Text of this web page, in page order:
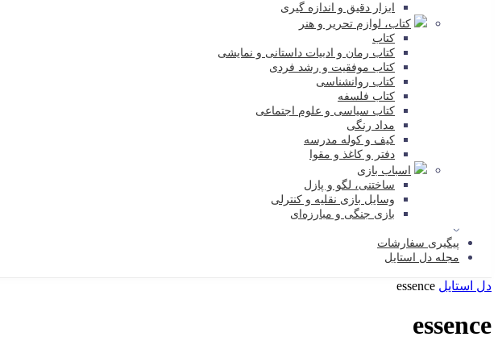
ابزار دقیق و اندازه گیری
کتاب، لوازم تحریر و هنر
کتاب
کتاب رمان و ادبیات داستانی و نمایشی
کتاب موفقیت و رشد فردی
کتاب روانشناسی
کتاب فلسفه
کتاب سیاسی و علوم اجتماعی
مداد رنگی
کیف و کوله مدرسه
دفتر و کاغذ و مقوا
اسباب بازی
ساختنی، لگو و پازل
وسایل بازی نقلیه و کنترلی
بازی جنگی و مبارزه‌ای
پیگیری سفارشات
مجله دل استایل
دل استایل essence
essence